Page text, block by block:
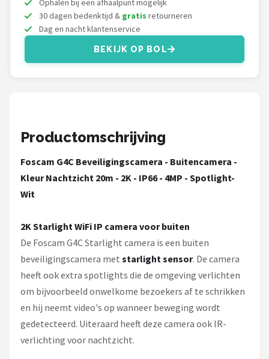
Smartwares
Ophalen bij een afhaalpunt mogelijk
30 dagen bedenktijd & gratis retourneren
Dag en nacht klantenservice
BEKIJK OP BOL
Productomschrijving
Foscam G4C Beveiligingscamera - Buitencamera -
Kleur Nachtzicht 20m - 2K - IP66 - 4MP - Spotlight-
Wit
2K Starlight WiFi IP camera voor buiten
De Foscam G4C Starlight camera is een buiten
beveiligingscamera met starlight sensor. De camera
heeft ook extra spotlights die de omgeving verlichten
om bijvoorbeeld onwelkome bezoekers af te schrikken
en hij neemt video's op wanneer beweging wordt
gedetecteerd. Uiteraard heeft deze camera ook IR-
verlichting voor nachtzicht.